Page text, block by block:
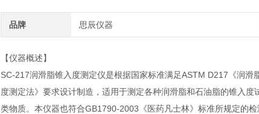
品牌 思辰仪器
【仪器概述】
SC-217润滑脂锥入度测定仪是根据国家标准满足ASTM D217《润
度测定法》要求设计制造，适用于测定各种润滑脂和石油脂的锥入
类物质。本仪器也符合GB1790-2003《医药凡士林》标准所规定的